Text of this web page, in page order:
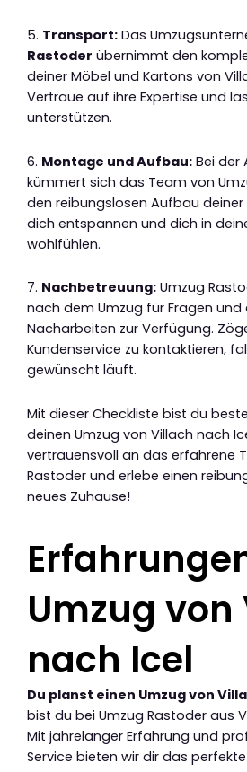
5. Transport: Das
Rastoder übernimmt den
deiner Möbel und Kartons von
Vertraue auf ihre Expertise und
unterstützen.
6. Montage und Aufbau: Bei der
kümmert sich das Team von
den reibungslosen Aufbau deiner
dich entspannen und dich in
wohlfühlen.
7. Nachbetreuung: Umzug
nach dem Umzug für Fragen und
Nacharbeiten zur Verfügung.
Kundenservice zu kontaktieren,
gewünscht läuft.
Mit dieser Checkliste bist du
deinen Umzug von Villach nach
vertrauensvoll an das erfahrene
Rastoder und erlebe einen
neues Zuhause!
Umzug von
nach Icel
Du planst einen Umzug von
bist du bei Umzug Rastoder aus
Mit jahrelanger Erfahrung und
Service bieten wir dir das perfekte